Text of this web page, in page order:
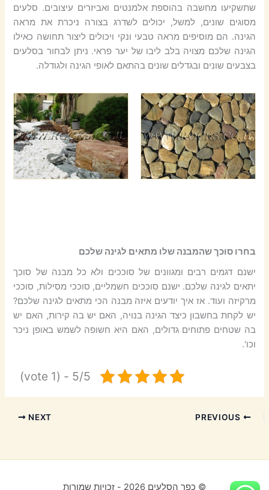
שתשקיעו מחשבה בהוספת אלמנטים ואביזרים עיצובים. סלעים
מסוגים שונים, למשל, יכולים לשדרג בצורה ניכרת את מראה
הגינה. הם מוסיפים מראה טבעי ונקי ויכולים ליצור תחושה כאילו
הגינה שלכם מצויה בלב ליבו של יער פראי. ניתן לבחור בסלעים
בצבעים שונים ובגדלים שונים בהתאם לאופי הגינה ולגודלה.
בחרו סוכך שהמבנה שלו מתאים לגינה שלכם
ישנם דגמים רבים ומגוונים של סוככים ולא כל מבנה של סוכך
יתאים לגינה שלכם. ישנם סוככים חשמליים, סוככי מסילות, סוככי
מרקיזה ועוד. אז איך יודעים איזה מבנה הכי מתאים לגינה שלכם?
יש לקחת בחשבון כיצד הגינה בנויה, האם יש בה קירות, האם יש
בה שטחים פתוחים גדולים, האם היא חשופה לשמש באופן ניכר
וכו'.
5/5 - (1 vote)
NEXT
כפר הסלעים 2026 - זכויות שמורות ©